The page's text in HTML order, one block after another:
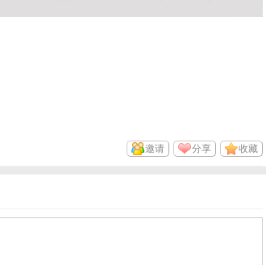
收藏
分享
邀请